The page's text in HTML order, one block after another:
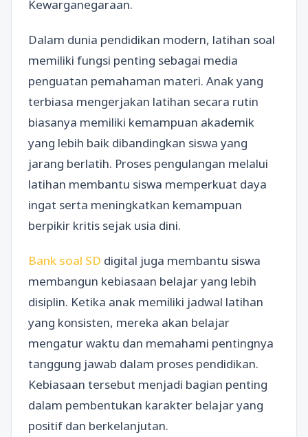
Kewarganegaraan.
Dalam dunia pendidikan modern, latihan soal
memiliki fungsi penting sebagai media
penguatan pemahaman materi. Anak yang
terbiasa mengerjakan latihan secara rutin
biasanya memiliki kemampuan akademik
yang lebih baik dibandingkan siswa yang
jarang berlatih. Proses pengulangan melalui
latihan membantu siswa memperkuat daya
ingat serta meningkatkan kemampuan
berpikir kritis sejak usia dini.
Bank soal SD digital juga membantu siswa
membangun kebiasaan belajar yang lebih
disiplin. Ketika anak memiliki jadwal latihan
yang konsisten, mereka akan belajar
mengatur waktu dan memahami pentingnya
tanggung jawab dalam proses pendidikan.
Kebiasaan tersebut menjadi bagian penting
dalam pembentukan karakter belajar yang
positif dan berkelanjutan.